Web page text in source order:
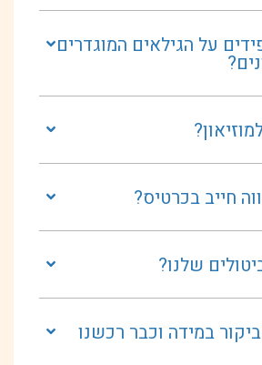
על הגילאים המוגדרים
חייב בכרטיס?
שלנו?
במידה וכבר רכשנו